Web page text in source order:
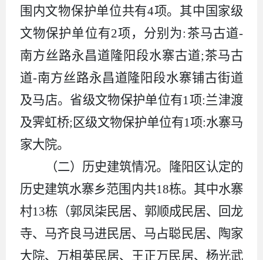
围内文物保护单位共有4项。其中国家级
文物保护单位有2项，分别为:茶马古道-
南方丝路永昌道隆阳段水寨古道;茶马古
道-南方丝路永昌道隆阳段水寨铺古街道
及马店。省级文物保护单位有1项:兰津渡
及霁虹桥;区级文物保护单位有1项:水寨马
家大院。
（二）历史建筑情况。
隆阳区认定的
历史建筑水寨乡范围内共18栋。其中水寨
村13栋（郭凤柒民居、郭顺成民居、回龙
寺、马齐良马进民居、马占聪民居、陶家
大院、万相英民居、王正万民居、杨光武